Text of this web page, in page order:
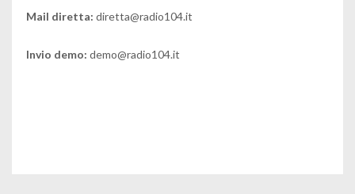
Mail diretta: diretta@radio104.it
Invio demo: demo@radio104.it